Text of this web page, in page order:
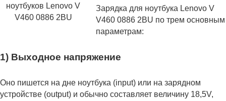
Зарядка для ноутбука Lenovo V
V460 0886 2BU по трем основным
параметрам:
1) Выходное напряжение
Оно пишется на дне ноутбука (input) или на зарядном
устройстве (output) и обычно составляет величину 18,5V,